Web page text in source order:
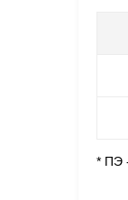
* ПЭ